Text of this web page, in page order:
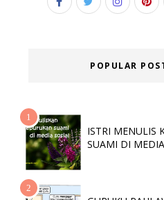
POPULAR
ISTRI MENULIS
SUAMI DI